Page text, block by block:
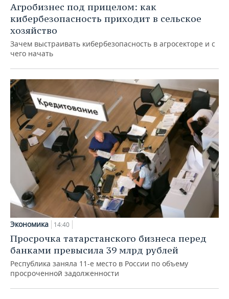
Агробизнес под прицелом: как
кибербезопасность приходит в сельское
хозяйство
Зачем выстраивать кибербезопасность в агросекторе и с
чего начать
Экономика 14:40
Просрочка татарстанского бизнеса перед
банками превысила 39 млрд рублей
Республика заняла 11-е место в России по объему
просроченной задолженности